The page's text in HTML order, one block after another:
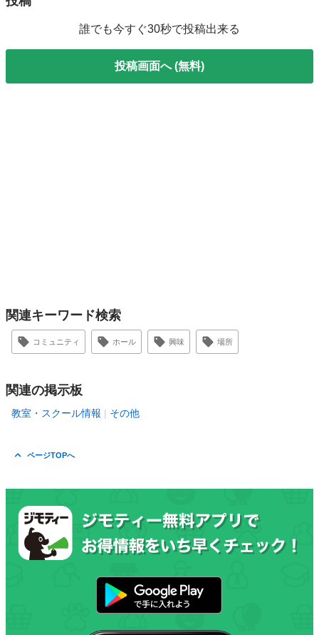
誰でも今すぐ30秒で投稿出来る
投稿画面へ (無料)
関連キーワード検索
コミュニティ ホール 興味 場所
関連の掲示板
教室・スクール情報 その他
ページTOPへ